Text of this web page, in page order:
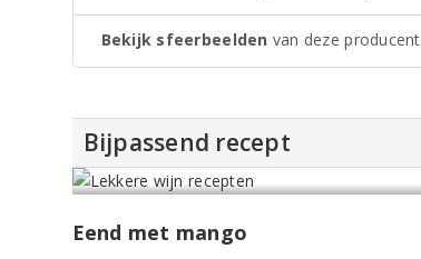
Bekijk sfeerbeelden van deze producent
Bijpassend recept
Eend met mango